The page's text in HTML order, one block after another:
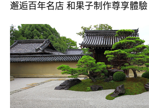
邂逅百年名店 和果子制作尊享體驗